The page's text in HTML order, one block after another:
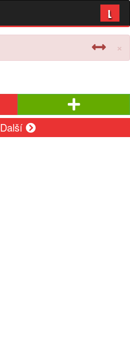
L
×
Další